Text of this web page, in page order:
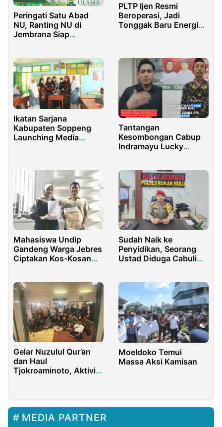
Peringati Satu Abad
NU, Ranting NU di
Jembrana Siap
Baru
PLTP Ijen Resmi
Beroperasi, Jadi
Tonggak Baru Energi
Ikatan Sarjana
Kabupaten Soppeng
Launching Media
Tantangan
Kesombongan Cabup
Indramayu Lucky
Desa Kaplongan
Mahasiswa Undip
Gandeng Warga Jebres
Ciptakan Kos-Kosan
Asusila
Sudah Naik ke
Penyidikan, Seorang
Ustad Diduga Cabuli
Gelar Nuzulul Qur’an
dan Haul
Tjokroaminoto, Aktivis
Moeldoko Temui
Massa Aksi Kamisan
MEDIA PARTNER